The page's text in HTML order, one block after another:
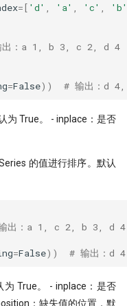
=[ 'd' , 'a' , 'c' , 'b'
出：a 1, b 3, c 2, d 4
=False)) # 输出：d
为 True。 - inplace：是否
的值进行排序。默认
出：a 1, c 2, b 3, d 4
=False)) # 输出：
为 True。 - inplace：是否
：缺失值的位置，默